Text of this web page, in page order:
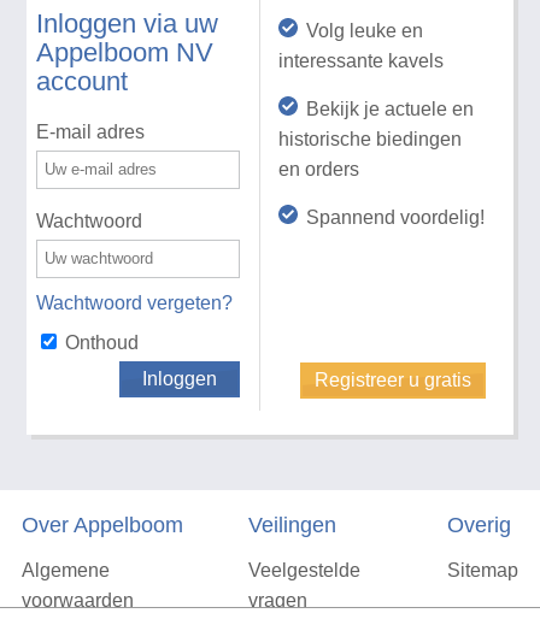
Inloggen via uw
Appelboom NV
account
E-mail adres
Wachtwoord
Wachtwoord vergeten?
Onthoud
Inloggen
Volg leuke en
interessante kavels
Bekijk je actuele en
historische biedingen
en orders
Spannend voordelig!
Registreer u gratis
Over Appelboom
Algemene
voorwaarden
Veilingen
Veelgestelde
vragen
Overig
Sitemap